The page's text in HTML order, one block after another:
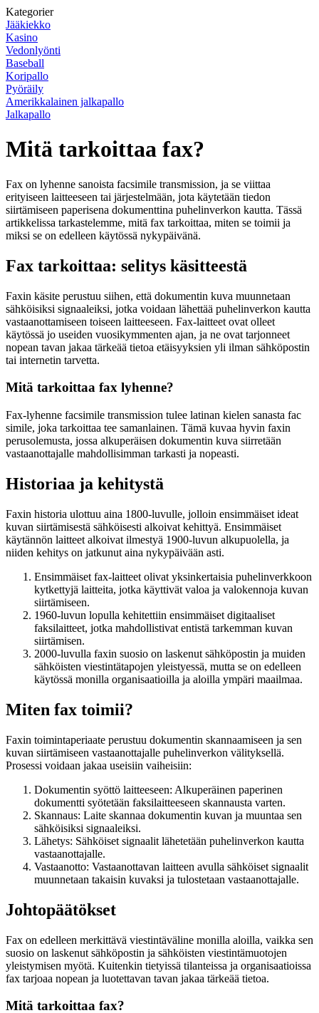
Kategorier
Jääkiekko
Kasino
Vedonlyönti
Baseball
Koripallo
Pyöräily
Amerikkalainen jalkapallo
Jalkapallo
Mitä tarkoittaa fax?
Fax on lyhenne sanoista facsimile transmission, ja se viittaa
erityiseen laitteeseen tai järjestelmään, jota käytetään tiedon
siirtämiseen paperisena dokumenttina puhelinverkon kautta. Tässä
artikkelissa tarkastelemme, mitä fax tarkoittaa, miten se toimii ja
miksi se on edelleen käytössä nykypäivänä.
Fax tarkoittaa: selitys käsitteestä
Faxin käsite perustuu siihen, että dokumentin kuva muunnetaan
sähköisiksi signaaleiksi, jotka voidaan lähettää puhelinverkon kautta
vastaanottamiseen toiseen laitteeseen. Fax-laitteet ovat olleet
käytössä jo useiden vuosikymmenten ajan, ja ne ovat tarjonneet
nopean tavan jakaa tärkeää tietoa etäisyyksien yli ilman sähköpostin
tai internetin tarvetta.
Mitä tarkoittaa fax lyhenne?
Fax-lyhenne facsimile transmission tulee latinan kielen sanasta fac
simile, joka tarkoittaa tee samanlainen. Tämä kuvaa hyvin faxin
perusolemusta, jossa alkuperäisen dokumentin kuva siirretään
vastaanottajalle mahdollisimman tarkasti ja nopeasti.
Historiaa ja kehitystä
Faxin historia ulottuu aina 1800-luvulle, jolloin ensimmäiset ideat
kuvan siirtämisestä sähköisesti alkoivat kehittyä. Ensimmäiset
käytännön laitteet alkoivat ilmestyä 1900-luvun alkupuolella, ja
niiden kehitys on jatkunut aina nykypäivään asti.
Ensimmäiset fax-laitteet olivat yksinkertaisia puhelinverkkoon
kytkettyjä laitteita, jotka käyttivät valoa ja valokennoja kuvan
siirtämiseen.
1960-luvun lopulla kehitettiin ensimmäiset digitaaliset
faksilaitteet, jotka mahdollistivat entistä tarkemman kuvan
siirtämisen.
2000-luvulla faxin suosio on laskenut sähköpostin ja muiden
sähköisten viestintätapojen yleistyessä, mutta se on edelleen
käytössä monilla organisaatioilla ja aloilla ympäri maailmaa.
Miten fax toimii?
Faxin toimintaperiaate perustuu dokumentin skannaamiseen ja sen
kuvan siirtämiseen vastaanottajalle puhelinverkon välityksellä.
Prosessi voidaan jakaa useisiin vaiheisiin:
Dokumentin syöttö laitteeseen: Alkuperäinen paperinen
dokumentti syötetään faksilaitteeseen skannausta varten.
Skannaus: Laite skannaa dokumentin kuvan ja muuntaa sen
sähköisiksi signaaleiksi.
Lähetys: Sähköiset signaalit lähetetään puhelinverkon kautta
vastaanottajalle.
Vastaanotto: Vastaanottavan laitteen avulla sähköiset signaalit
muunnetaan takaisin kuvaksi ja tulostetaan vastaanottajalle.
Johtopäätökset
Fax on edelleen merkittävä viestintäväline monilla aloilla, vaikka sen
suosio on laskenut sähköpostin ja sähköisten viestintämuotojen
yleistymisen myötä. Kuitenkin tietyissä tilanteissa ja organisaatioissa
fax tarjoaa nopean ja luotettavan tavan jakaa tärkeää tietoa.
Mitä tarkoittaa fax?